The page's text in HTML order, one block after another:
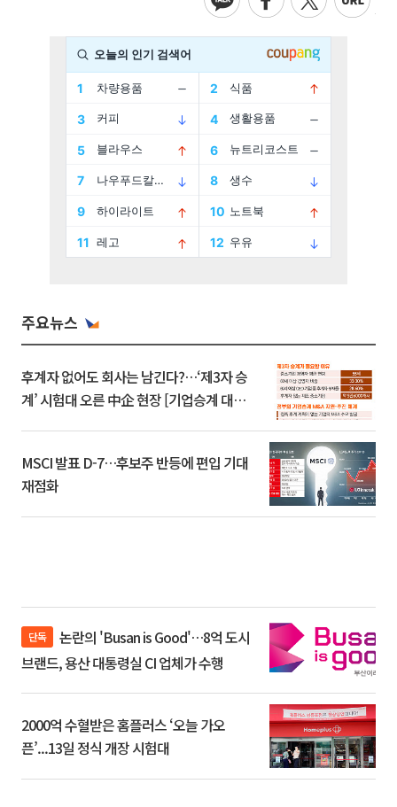
주요뉴스
후계자 없어도 회사는 남긴다?…‘제3자 승
계’ 시험대 오른 中企 현장 [기업승계 대전
MSCI 발표 D-7…후보주 반등에 편입 기대
재점화
단독
브랜드, 용산 대통령실 CI 업체가 수행
2000억 수혈받은 홈플러스 ‘오늘 가오
픈’...13일 정식 개장 시험대